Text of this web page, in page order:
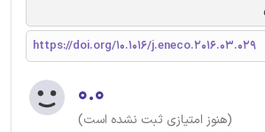
https://doi.org/10.1016/j.eneco.2016.03.029
۰.۰
(هنوز امتیازی ثبت نشده است)